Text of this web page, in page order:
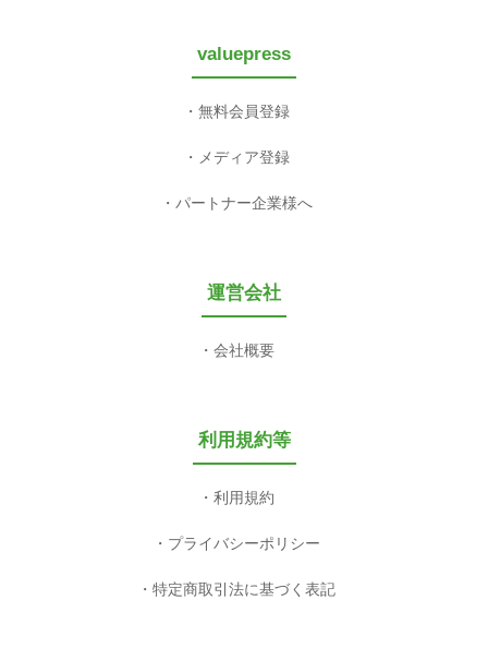
valuepress
無料会員登録
メディア登録
パートナー企業様へ
運営会社
会社概要
利用規約等
利用規約
プライバシーポリシー
特定商取引法に基づく表記